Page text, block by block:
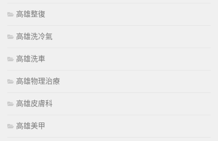
高雄整復
高雄洗冷氣
高雄洗車
高雄物理治療
高雄皮膚科
高雄美甲